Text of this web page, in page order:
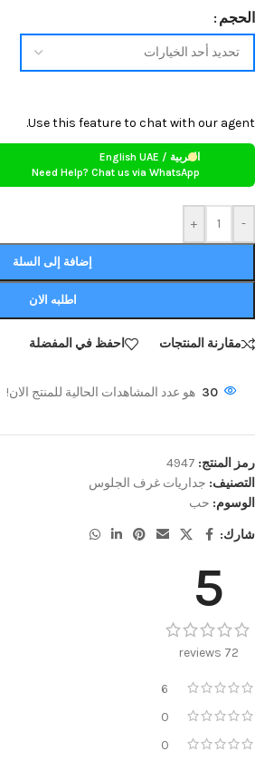
الحجم
-
+
Use this feature to chat with our agent.
العربية / English UAE
Need Help? Chat us via WhatsApp
إضافة إلى السلة
اطلبه الان
مقارنة المنتجات احفظ في المفضلة
30 هو عدد المشاهدات الحالية للمنتج الان!
رمز المنتج: 4947
التصنيف: جداريات غرف الجلوس
الوسوم: حب
شارك:
5
72 reviews
6
0
0